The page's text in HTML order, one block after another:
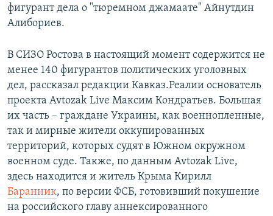
фигурант дела о "тюремном джамаате" Айнутдин
Алибориев.
В СИЗО Ростова в настоящий момент содержится не
менее 140 фигурантов политических уголовных
дел, рассказал редакции Кавказ.Реалии основатель
проекта Avtozak Live Максим Кондратьев. Большая
их часть – граждане Украины, как военнопленные,
так и мирные жители оккупированных
территорий, которых судят в Южном окружном
военном суде. Также, по данным Avtozak Live,
здесь находится и житель Крыма Кирилл
Баранник, по версии ФСБ, готовивший покушение
на российского главу аннексированного